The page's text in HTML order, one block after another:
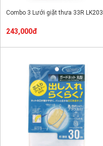
Combo 3 Lưới giặt thưa 33R LK203
243,000đ